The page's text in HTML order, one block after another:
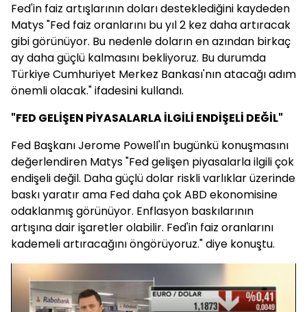
Fed'in faiz artışlarının doları desteklediğini kaydeden
Matys "Fed faiz oranlarını bu yıl 2 kez daha artıracak
gibi görünüyor. Bu nedenle doların en azından birkaç
ay daha güçlü kalmasını bekliyoruz. Bu durumda
Türkiye Cumhuriyet Merkez Bankası'nın atacağı adım
önemli olacak." ifadesini kullandı.
"FED GELİŞEN PİYASALARLA İLGİLİ ENDİŞELİ DEĞİL"
Fed Başkanı Jerome Powell'ın bugünkü konuşmasını
değerlendiren Matys "Fed gelişen piyasalarla ilgili çok
endişeli değil. Daha güçlü dolar riskli varlıklar üzerinde
baskı yaratır ama Fed daha çok ABD ekonomisine
odaklanmış görünüyor. Enflasyon baskılarının
artışına dair işaretler olabilir. Fed'in faiz oranlarını
kademeli artıracağını öngörüyoruz." diye konuştu.
Video
Oynatıcısı
yükleniyor.